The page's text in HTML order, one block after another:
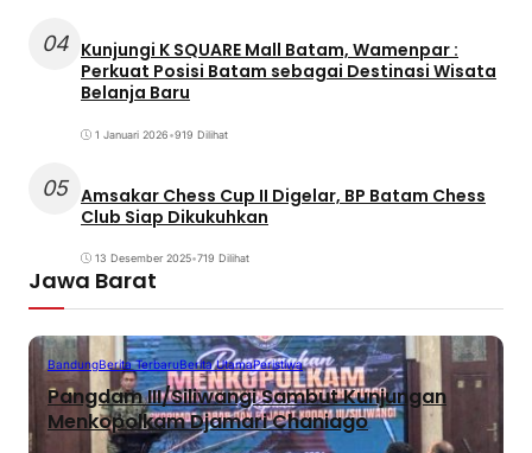
04 Kunjungi K SQUARE Mall Batam, Wamenpar :
Perkuat Posisi Batam sebagai Destinasi Wisata
Belanja Baru
1 Januari 2026•919 Dilihat
05 Amsakar Chess Cup II Digelar, BP Batam Chess
Club Siap Dikukuhkan
13 Desember 2025•719 Dilihat
Jawa Barat
BandungBerita TerbaruBerita UtamaPeristiwa
Pangdam III/Siliwangi Sambut Kunjungan
Menkopolkam Djamari Chaniago